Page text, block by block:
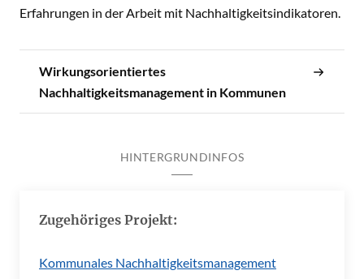
Erfahrungen in der Arbeit mit Nachhaltigkeitsindikatoren.
Wirkungsorientiertes
Nachhaltigkeitsmanagement in Kommunen
HINTERGRUNDINFOS
Zugehöriges Projekt:
Kommunales Nachhaltigkeitsmanagement